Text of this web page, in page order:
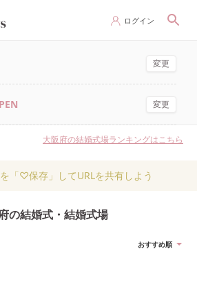
ログイン
変更
変更
大阪府の結婚式場ランキングはこちら
「♡保存」してURLを共有しよう
の結婚式・結婚式場
おすすめ順